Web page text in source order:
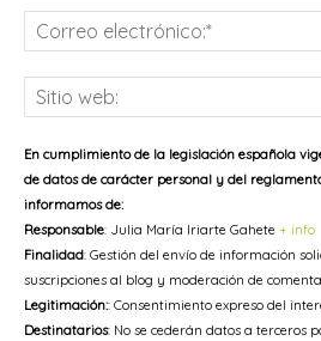
En cumplimiento de la legislación española
de datos de carácter personal y del
informamos de:
Responsable: Julia María Iriarte Gahete + info
Finalidad: Gestión del envío de información
suscripciones al blog y moderación de
Legitimación:: Consentimiento expreso del
Destinatarios: No se cederán datos a terceros